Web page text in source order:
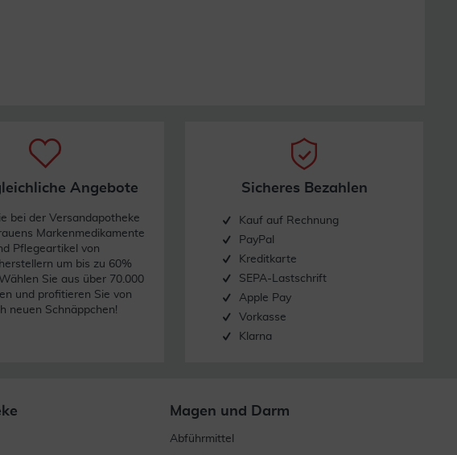
Angebote
bei der Versandapotheke
Markenmedikamente
Pflegeartikel von
um bis zu 60%
Sie aus über 70.000
und profitieren Sie von
neuen Schnäppchen!
Sicheres Bezahlen
Kauf auf Rechnung
PayPal
Kreditkarte
SEPA-Lastschrift
Apple Pay
Vorkasse
Klarna
Magen und Darm
Abführmittel